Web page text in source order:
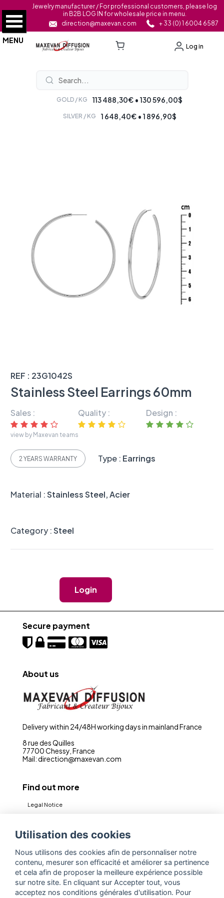
Jewelry manufacturer / For professional customers, please log
in B2B LOG IN for wholesale price in menu.
direction@maxevan.com
+ 33 (0) 1 6004 6587
Log in
GOLD / KG 113 488,30€ • 130 596,00$
SILVER / KG 1 648,40€ • 1 896,90$
MENU
REF : 23G1042S
Stainless Steel Earrings 60mm
Sales : Quality : Design :
view by Maxevan teams
2 YEARS WARRANTY Type : Earrings
Material :Stainless Steel, Acier
Category :Steel
Login
Secure payment
About us
Delivery within 24/48H working days in mainland France
8 rue des Quilles
77700 Chessy, France
Mail: direction@maxevan.com
Find out more
Legal Notice
Privacy policy (RGPD)
Contact
Espace Pro
Utilisation des cookies
Nous utilisons des cookies afin de personnaliser notre
contenu, mesurer son efficacité et améliorer sa pertinence
et cela afin de proposer la meilleure expérience possible
sur notre site. En cliquant sur Accepter tout, vous
acceptez nos conditions générales d'utilisation. Pour